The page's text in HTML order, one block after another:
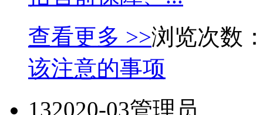
查看更多 >>浏览次数
该注意的事项
132020-03管理员